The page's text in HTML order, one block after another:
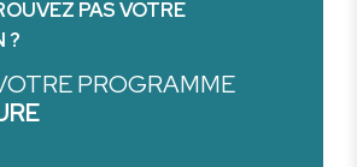
PAS VOTRE
?
PROGRAMME